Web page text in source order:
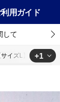
利用ガイド
して
サイズL】コシラク
+1